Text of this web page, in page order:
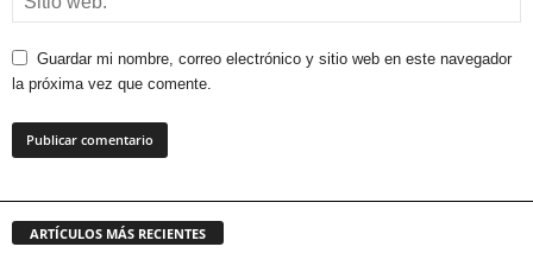
Guardar mi nombre, correo electrónico y sitio web en este navegador
la próxima vez que comente.
ARTÍCULOS MÁS RECIENTES